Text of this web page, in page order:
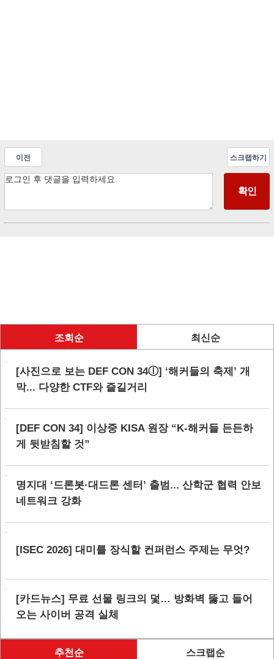
이전 스크랩하기
조회순 최신순
[사진으로 보는 DEF CON 34ⓛ] ‘해커들의 축제’ 개
막... 다양한 CTF와 즐길거리
[DEF CON 34] 이상중 KISA 원장 “K-해커들 든든하
게 뒷받침할 것”
명지대 ‘드론봇·대드론 센터’ 출범... 산학군 협력 안보
네트워크 강화
[ISEC 2026] 대미를 장식할 컨퍼런스 주제는 무엇?
[카드뉴스] 무료 선물 링크의 덫… 방화벽 뚫고 들어
오는 사이버 공격 실체
추천순 스크랩순